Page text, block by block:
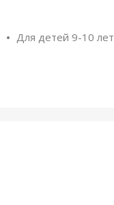
Для детей 9-10 лет